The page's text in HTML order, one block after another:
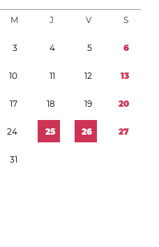
M J V S
3 4 5 6
10 11 12 13
17 18 19 20
24 25 26 27
31